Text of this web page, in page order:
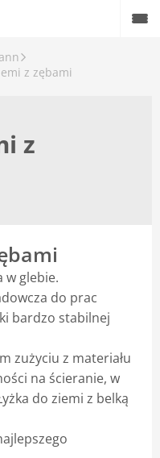
z zębami
z
w glebie.
do prac
bardzo stabilnej
zużyciu z materiału
na ścieranie, w
do ziemi z belką